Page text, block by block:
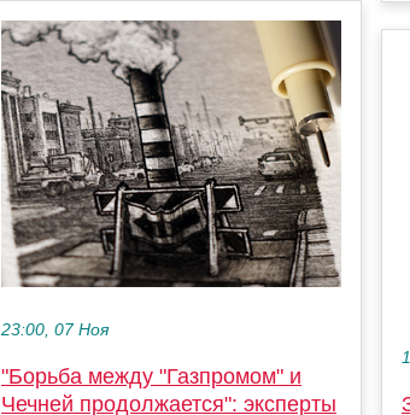
23:00, 07 Ноя
"Борьба между "Газпромом" и
Чечней продолжается": эксперты